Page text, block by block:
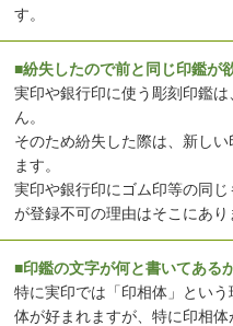
す。
■紛失したので前と同じ印鑑が
実印や銀行印に使う彫刻印鑑
ん。
そのため紛失した際は、新し
ます。
実印や銀行印にゴム印等の同
が登録不可の理由はそこにあり
■印鑑の文字が何と書いてある
特に実印では「印相体」とい
体が好まれますが、特に印相体